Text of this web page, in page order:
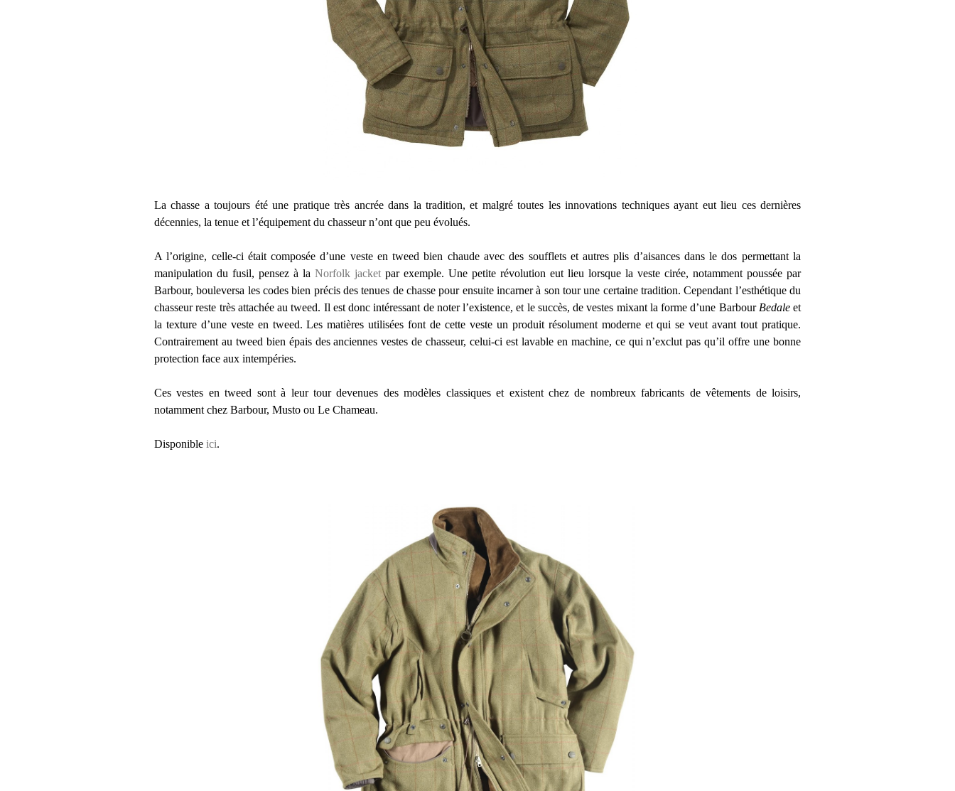
La chasse a toujours été une pratique très ancrée dans la tradition, et malgré toutes les innovations techniques ayant eut lieu ces dernières
décennies, la tenue et l’équipement du chasseur n’ont que peu évolués.
A l’origine, celle-ci était composée d’une veste en tweed bien chaude avec des soufflets et autres plis d’aisances dans le dos permettant la
manipulation du fusil, pensez à la Norfolk jacket par exemple. Une petite révolution eut lieu lorsque la veste cirée, notamment poussée par
Barbour, bouleversa les codes bien précis des tenues de chasse pour ensuite incarner à son tour une certaine tradition. Cependant l’esthétique du
chasseur reste très attachée au tweed. Il est donc intéressant de noter l’existence, et le succès, de vestes mixant la forme d’une Barbour Bedaleet
la texture d’une veste en tweed. Les matières utilisées font de cette veste un produit résolument moderne et qui se veut avant tout pratique.
Contrairement au tweed bien épais des anciennes vestes de chasseur, celui-ci est lavable en machine, ce qui n’exclut pas qu’il offre une bonne
protection face aux intempéries.
Ces vestes en tweed sont à leur tour devenues des modèles classiques et existent chez de nombreux fabricants de vêtements de loisirs,
notamment chez Barbour, Musto ou Le Chameau.
Disponible ici.